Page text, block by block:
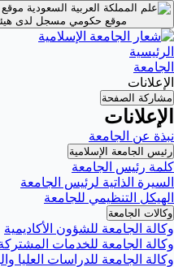
موقع حكومي مسجل لدى
الرئيسية
الجامعة
الإعلانات
مشاركة الصفحة
الإعلانات
نبذة عن الجامعة
رئيس الجامعة الإسلامية
كلمة رئيس الجامعة
السيرة الذاتية لرئيس الجامعة
الهيكل التنظيمي للجامعة
وكالات الجامعة
وكالة الجامعة للشؤون الأكاديمية
وكالة الجامعة للخدمات
وكالة الجامعة للدراسات العليا